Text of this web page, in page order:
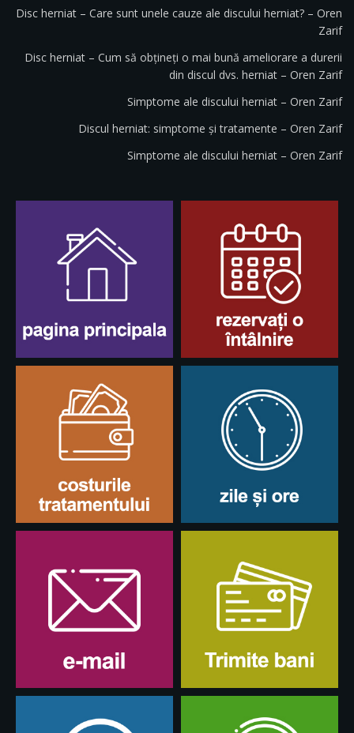
Disc herniat – Care sunt unele cauze ale discului herniat? – Oren
Zarif
Disc herniat – Cum să obțineți o mai bună ameliorare a durerii
din discul dvs. herniat – Oren Zarif
Simptome ale discului herniat – Oren Zarif
Discul herniat: simptome și tratamente – Oren Zarif
Simptome ale discului herniat – Oren Zarif